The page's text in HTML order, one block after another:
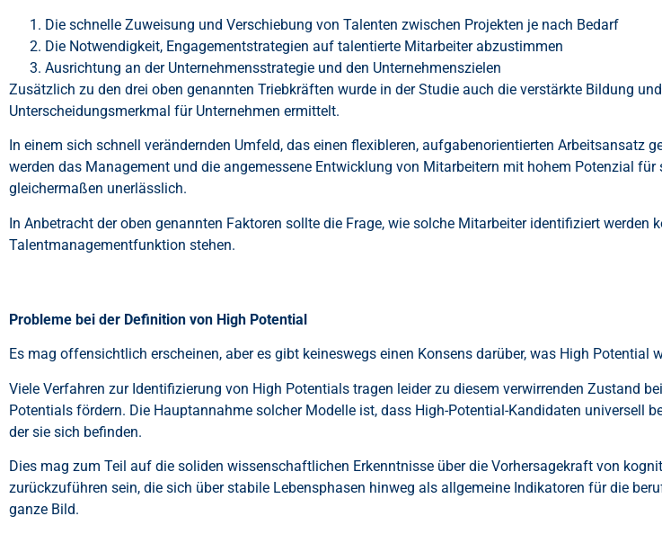
Die schnelle Zuweisung und Verschiebung von Talenten zwischen Projekten je nach Bedarf
Die Notwendigkeit, Engagementstrategien auf talentierte Mitarbeiter abzustimmen
Ausrichtung an der Unternehmensstrategie und den Unternehmenszielen
Zusätzlich zu den drei oben genannten Triebkräften wurde in der Studie auch die verstärkte Bildung
Unterscheidungsmerkmal für Unternehmen ermittelt.
In einem sich schnell verändernden Umfeld, das einen flexibleren, aufgabenorientierten Arbeitsansatz
werden das Management und die angemessene Entwicklung von Mitarbeitern mit hohem Potenzial
gleichermaßen unerlässlich.
In Anbetracht der oben genannten Faktoren sollte die Frage, wie solche Mitarbeiter identifiziert werden
Talentmanagementfunktion stehen.
Probleme bei der Definition von High Potential
Es mag offensichtlich erscheinen, aber es gibt keineswegs einen Konsens darüber, was High Potential
Viele Verfahren zur Identifizierung von High Potentials tragen leider zu diesem verwirrenden Zustand
Potentials fördern. Die Hauptannahme solcher Modelle ist, dass High-Potential-Kandidaten universell
der sie sich befinden.
Dies mag zum Teil auf die soliden wissenschaftlichen Erkenntnisse über die Vorhersagekraft von
zurückzuführen sein, die sich über stabile Lebensphasen hinweg als allgemeine Indikatoren für die
ganze Bild.